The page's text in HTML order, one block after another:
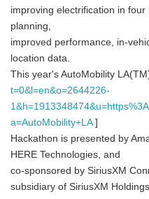
improving electrification in
planning,
improved performance, in-
location data.
This year's AutoMobility
t=0&l=en&o=2644226-
a=AutoMobility+LA]
Hackathon is presented by
HERE Technologies, and
co-sponsored by SiriusXM
subsidiary of SiriusXM